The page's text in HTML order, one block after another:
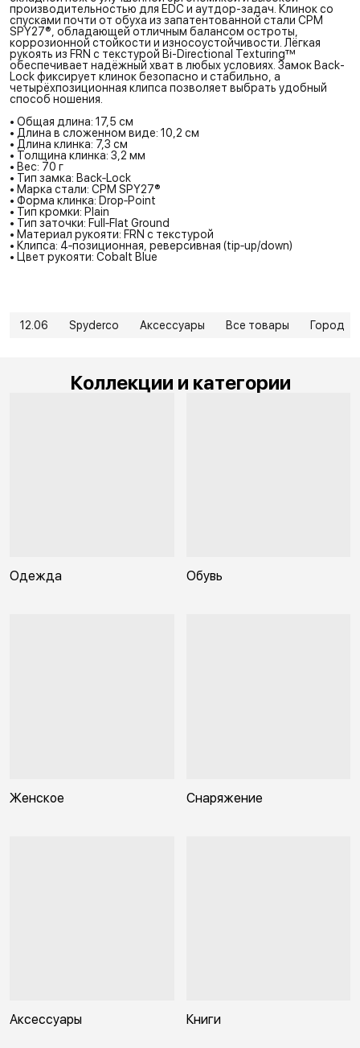
производительностью для EDC и аутдор-задач. Клинок со
спусками почти от обуха из запатентованной стали CPM
SPY27®, обладающей отличным балансом остроты,
коррозионной стойкости и износоустойчивости. Лёгкая
рукоять из FRN с текстурой Bi-Directional Texturing™
обеспечивает надёжный хват в любых условиях. Замок Back-
Lock фиксирует клинок безопасно и стабильно, а
четырёхпозиционная клипса позволяет выбрать удобный
способ ношения.
• Общая длина: 17,5 см
• Длина в сложенном виде: 10,2 см
• Длина клинка: 7,3 см
• Толщина клинка: 3,2 мм
• Вес: 70 г
• Тип замка: Back‑Lock
• Марка стали: CPM SPY27®
• Форма клинка: Drop‑Point
• Тип кромки: Plain
• Тип заточки: Full‑Flat Ground
• Материал рукояти: FRN с текстурой
• Клипса: 4‑позиционная, реверсивная (tip‑up/down)
• Цвет рукояти: Cobalt Blue
12.06 Spyderco Аксессуары Все товары Город
Коллекции и категории
Одежда Обувь
Женское Снаряжение
Аксессуары Книги